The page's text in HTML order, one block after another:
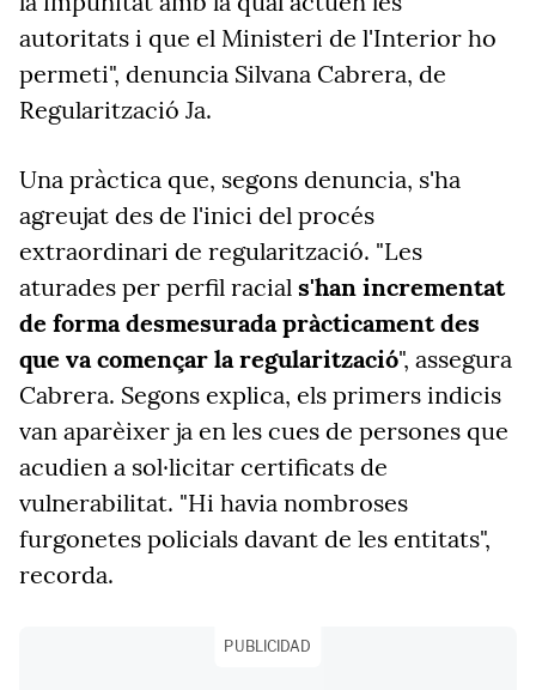
autoritats i que el Ministeri de l'Interior ho
permeti", denuncia Silvana Cabrera, de
Regularització Ja.
Una pràctica que, segons denuncia, s'ha
agreujat des de l'inici del procés
extraordinari de regularització. "Les
aturades per perfil racial s'han incrementat
de forma desmesurada pràcticament des
que va començar la regularització", assegura
Cabrera. Segons explica, els primers indicis
van aparèixer ja en les cues de persones que
acudien a sol·licitar certificats de
vulnerabilitat. "Hi havia nombroses
furgonetes policials davant de les entitats",
recorda.
PUBLICIDAD